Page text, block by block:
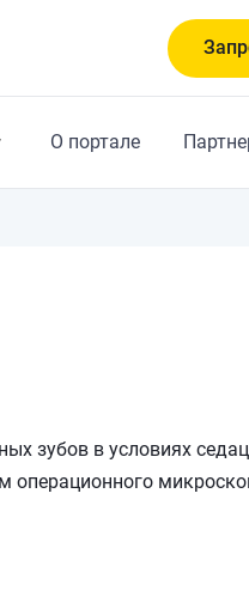
О портале
зубов в условиях
операционного